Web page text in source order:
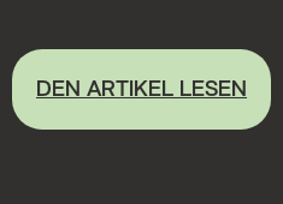
DEN ARTIKEL LESEN